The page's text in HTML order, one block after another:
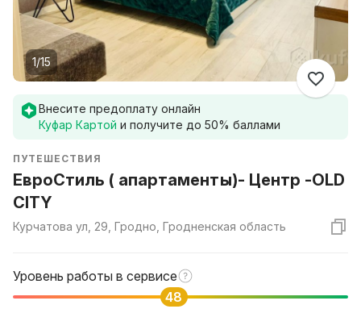
1/15
Внесите предоплату онлайн
Куфар Картой и получите до 50% баллами
ПУТЕШЕСТВИЯ
ЕвроСтиль ( апартаменты)- Центр -OLD
CITY
Курчатова ул, 29, Гродно, Гродненская область
Уровень работы в сервисе
48